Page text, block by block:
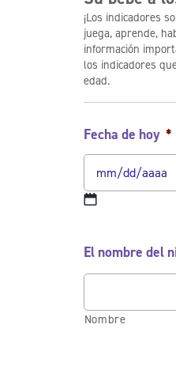
¡Los indicadores
juega, aprende,
información
los indicadores
edad.
Fecha de hoy *
El nombre del
Nombre